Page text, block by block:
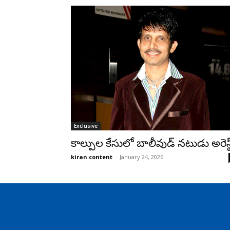
Exclusive
కాల్పుల కేసులో బాలీవుడ్ నటుడు
kiran content - January 24, 2026